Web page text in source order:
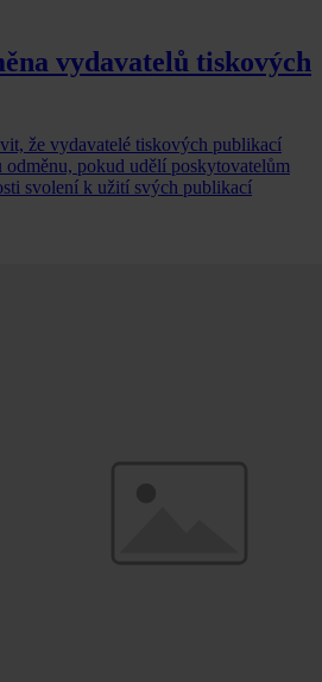
vydavatelů tiskových
že vydavatelé tiskových publikací
pokud udělí poskytovatelům
svolení k užití svých publikací